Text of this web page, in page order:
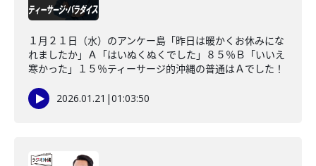
１月２１日（水）のアンケー島「昨日は暖かくお休みにな
れましたか」Ａ「はいぬくぬくでした」８５％Ｂ「いいえ
寒かった」１５％ティーサージ的沖縄の普通はＡでした！
2026.01.21 |01:03:50